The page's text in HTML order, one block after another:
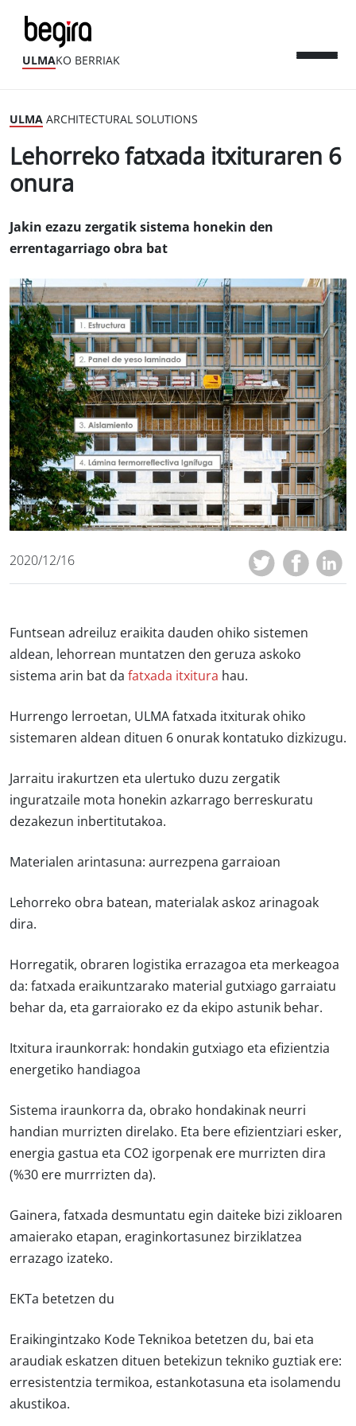
ULMAKO BERRIAK
ULMA ARCHITECTURAL SOLUTIONS
Lehorreko fatxada itxituraren 6
onura
Jakin ezazu zergatik sistema honekin den
errentagarriago obra bat
2020/12/16
Funtsean adreiluz eraikita dauden ohiko sistemen
aldean, lehorrean muntatzen den geruza askoko
sistema arin bat da fatxada itxitura hau.
Hurrengo lerroetan, ULMA fatxada itxiturak ohiko
sistemaren aldean dituen 6 onurak kontatuko dizkizugu.
Jarraitu irakurtzen eta ulertuko duzu zergatik
inguratzaile mota honekin azkarrago berreskuratu
dezakezun inbertitutakoa.
Materialen arintasuna: aurrezpena garraioan
Lehorreko obra batean, materialak askoz arinagoak
dira.
Horregatik, obraren logistika errazagoa eta merkeagoa
da: fatxada eraikuntzarako material gutxiago garraiatu
behar da, eta garraiorako ez da ekipo astunik behar.
Itxitura iraunkorrak: hondakin gutxiago eta efizientzia
energetiko handiagoa
Sistema iraunkorra da, obrako hondakinak neurri
handian murrizten direlako. Eta bere efizientziari esker,
energia gastua eta CO2 igorpenak ere murrizten dira
(%30 ere murrrizten da).
Gainera, fatxada desmuntatu egin daiteke bizi zikloaren
amaierako etapan, eraginkortasunez birziklatzea
errazago izateko.
EKTa betetzen du
Eraikingintzako Kode Teknikoa betetzen du, bai eta
araudiak eskatzen dituen betekizun tekniko guztiak ere:
erresistentzia termikoa, estankotasuna eta isolamendu
akustikoa.